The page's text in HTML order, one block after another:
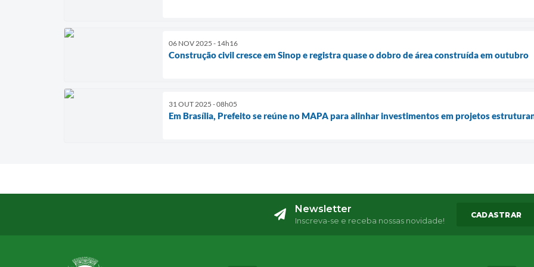
06 NOV 2025 - 14h16
Construção civil cresce em Sinop e registra quase o dobro de área construída em outubro
31 OUT 2025 - 08h05
Em Brasília, Prefeito se reúne no MAPA para alinhar investimentos em projetos
Newsletter
Inscreva-se e receba nossas novidade!
CADASTRAR